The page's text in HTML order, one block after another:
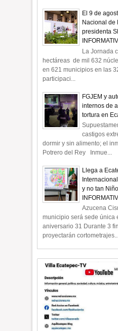
El 9 de
Nacional de
presidenta
La Jornada
hectáreas de mil 632
en 621 municipios en las
participaci...
FGJEM y
internos de
tortura en
castigos
dormir y sin alimento; el
Potrero del Rey Inmue...
Llega a
y no tan
Azucena
municipio será sede única
aniversario 31 Durante 3
proyectarán